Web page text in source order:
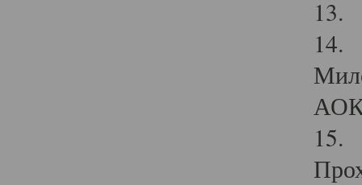
13.
14.
15.